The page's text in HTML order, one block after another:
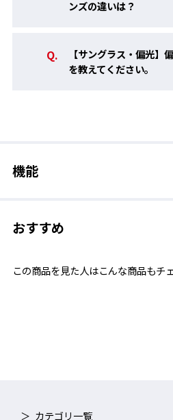
防弾装備や航空機のキャノピーなど
ンズの違いは？
【サングラス・偏光】
を教えてください。
機能
おすすめ
この商品を見た人はこんな商品もチ
カテゴリ一覧